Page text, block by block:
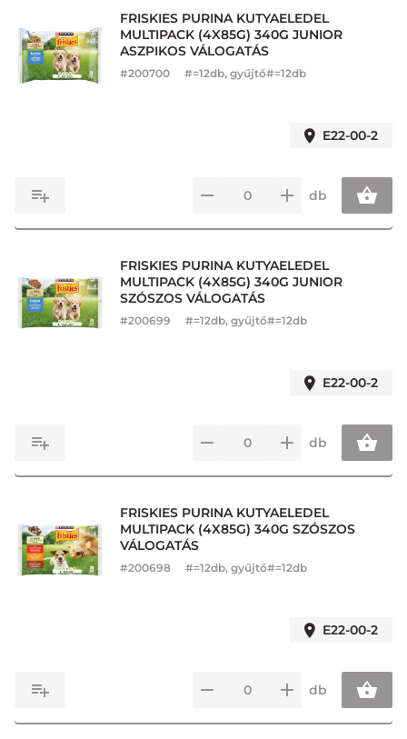
FRISKIES PURINA KUTYAELEDEL
MULTIPACK (4X85G) 340G JUNIOR
ASZPIKOS VÁLOGATÁS
#200700 #=12db, gyűjtő#=12db
E22-00-2
db
FRISKIES PURINA KUTYAELEDEL
MULTIPACK (4X85G) 340G JUNIOR
SZÓSZOS VÁLOGATÁS
#200699 #=12db, gyűjtő#=12db
E22-00-2
db
FRISKIES PURINA KUTYAELEDEL
MULTIPACK (4X85G) 340G SZÓSZOS
VÁLOGATÁS
#200698 #=12db, gyűjtő#=12db
E22-00-2
db